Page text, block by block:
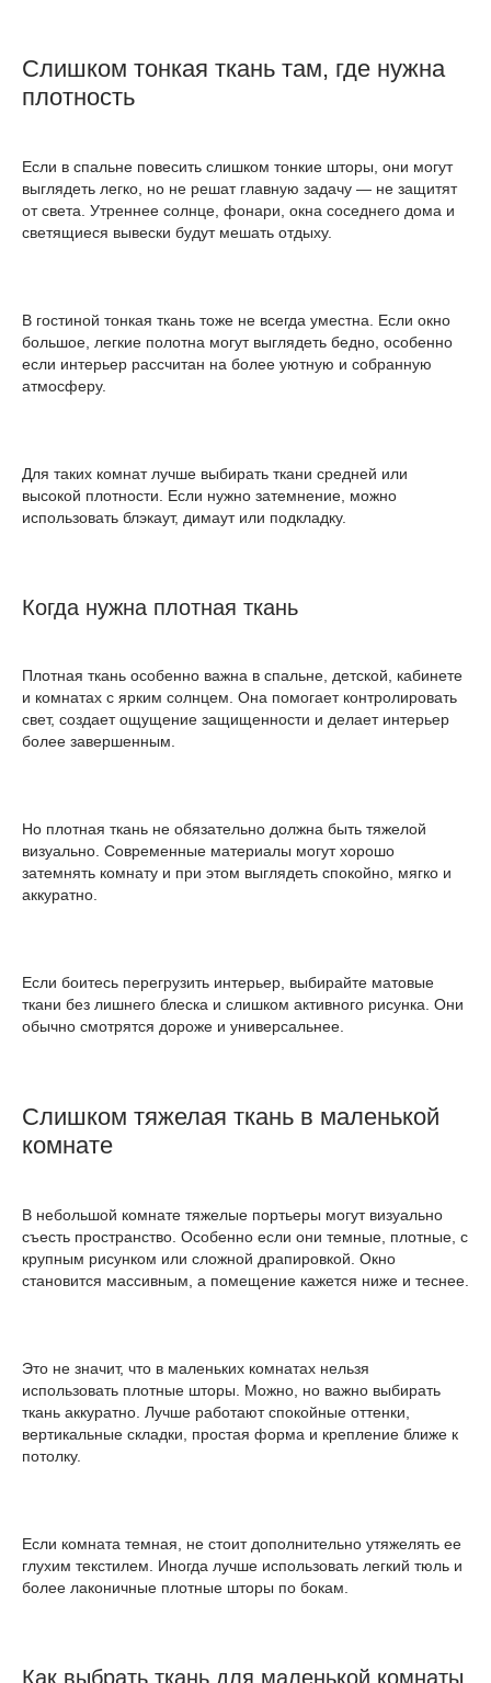
Слишком тонкая ткань там, где нужна
плотность
Если в спальне повесить слишком тонкие шторы, они могут
выглядеть легко, но не решат главную задачу — не защитят
от света. Утреннее солнце, фонари, окна соседнего дома и
светящиеся вывески будут мешать отдыху.
В гостиной тонкая ткань тоже не всегда уместна. Если окно
большое, легкие полотна могут выглядеть бедно, особенно
если интерьер рассчитан на более уютную и собранную
атмосферу.
Для таких комнат лучше выбирать ткани средней или
высокой плотности. Если нужно затемнение, можно
использовать блэкаут, димаут или подкладку.
Когда нужна плотная ткань
Плотная ткань особенно важна в спальне, детской, кабинете
и комнатах с ярким солнцем. Она помогает контролировать
свет, создает ощущение защищенности и делает интерьер
более завершенным.
Но плотная ткань не обязательно должна быть тяжелой
визуально. Современные материалы могут хорошо
затемнять комнату и при этом выглядеть спокойно, мягко и
аккуратно.
Если боитесь перегрузить интерьер, выбирайте матовые
ткани без лишнего блеска и слишком активного рисунка. Они
обычно смотрятся дороже и универсальнее.
Слишком тяжелая ткань в маленькой
комнате
В небольшой комнате тяжелые портьеры могут визуально
съесть пространство. Особенно если они темные, плотные, с
крупным рисунком или сложной драпировкой. Окно
становится массивным, а помещение кажется ниже и теснее.
Это не значит, что в маленьких комнатах нельзя
использовать плотные шторы. Можно, но важно выбирать
ткань аккуратно. Лучше работают спокойные оттенки,
вертикальные складки, простая форма и крепление ближе к
потолку.
Если комната темная, не стоит дополнительно утяжелять ее
глухим текстилем. Иногда лучше использовать легкий тюль и
более лаконичные плотные шторы по бокам.
Как выбрать ткань для маленькой комнаты